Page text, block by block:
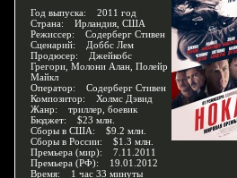
Год выпуска: 2011 год
Страна: Ирландия, США
Режиссер: Содерберг Стивен
Сценарий: Доббс Лем
Продюсер: Джейкобс
Грегори, Молони Алан, Полейр
Майкл
Оператор: Содерберг Стивен
Композитор: Холмс Дэвид
Жанр: триллер, боевик
Бюджет: $23 млн.
Сборы в США: $9.2 млн.
Сборы в России: $1.3 млн.
Премьера (мир): 7.11.2011
Премьера (РФ): 19.01.2012
Время: 1 час 33 минуты